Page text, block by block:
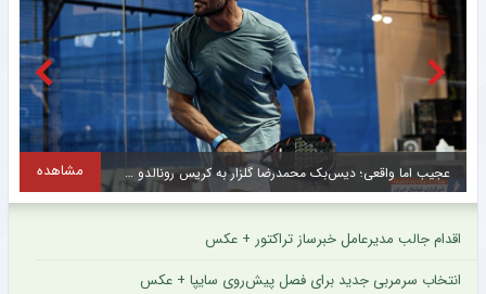
تقابل جالب دو ایرانی در لیگ عراق + عکس مشاهده
اقدام جالب مدیرعامل خبرساز تراکتور + عکس
انتخاب سرمربی جدید برای فصل پیش‌روی سایپا + عکس